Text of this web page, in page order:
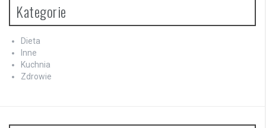
Kategorie
Dieta
Inne
Kuchnia
Zdrowie